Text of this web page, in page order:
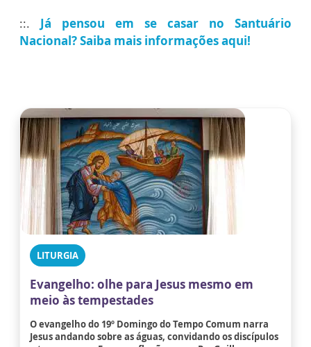
::. Já pensou em se casar no Santuário
Nacional? Saiba mais informações aqui!
LITURGIA
Evangelho: olhe para Jesus mesmo em
meio às tempestades
O evangelho do 19º Domingo do Tempo Comum narra
Jesus andando sobre as águas, convidando os discípulos